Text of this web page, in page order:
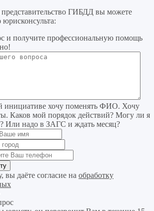
ГИБДД вы можете
юрисконсульта:
и получите профессиональную помощь
инициативе хочу поменять ФИО. Хочу
Каков мой порядок действий? Могу ли я
Или надо в ЗАГС и ждать месяц?
даёте согласие на обработку